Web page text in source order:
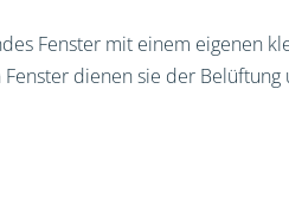
Fenster mit einem eigenen
Fenster dienen sie der